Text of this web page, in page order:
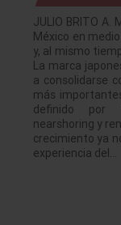
JULIO BRITO
México en
y, al mismo
La marca
a consolidarse
más
definido por
nearshoring y
crecimiento ya
experiencia del…